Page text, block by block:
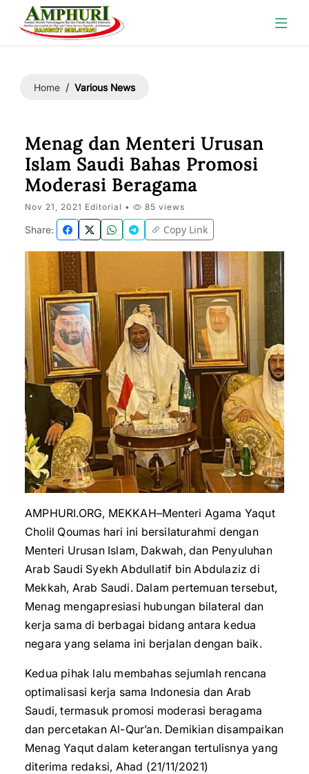
Home Various News
Menag dan Menteri Urusan
Islam Saudi Bahas Promosi
Moderasi Beragama
Nov 21, 2021 Editorial • 85 views
Share: Copy Link
AMPHURI.ORG, MEKKAH–Menteri Agama Yaqut
Cholil Qoumas hari ini bersilaturahmi dengan
Menteri Urusan Islam, Dakwah, dan Penyuluhan
Arab Saudi Syekh Abdullatif bin Abdulaziz di
Mekkah, Arab Saudi. Dalam pertemuan tersebut,
Menag mengapresiasi hubungan bilateral dan
kerja sama di berbagai bidang antara kedua
negara yang selama ini berjalan dengan baik.
Kedua pihak lalu membahas sejumlah rencana
optimalisasi kerja sama Indonesia dan Arab
Saudi, termasuk promosi moderasi beragama
dan percetakan Al-Qur’an. Demikian disampaikan
Menag Yaqut dalam keterangan tertulisnya yang
diterima redaksi, Ahad (21/11/2021)